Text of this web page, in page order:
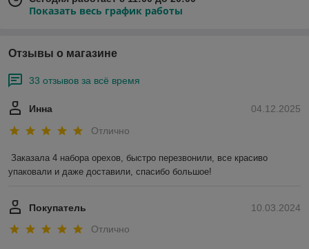
Показать весь график работы
Отзывы о магазине
33 отзывов за всё время
04.12.2025
Инна
Отлично
Заказала 4 набора орехов, быстро перезвонили, все красиво
упаковали и даже доставили, спасибо большое!
10.03.2024
Покупатель
Отлично